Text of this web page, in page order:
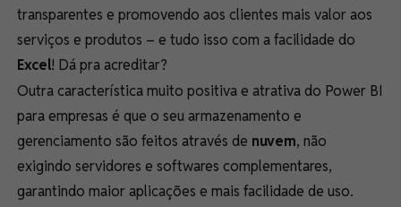
transparentes e promovendo aos clientes mais valor aos
serviços e produtos – e tudo isso com a facilidade do
Excel! Dá pra acreditar?
Outra característica muito positiva e atrativa do Power BI
para empresas é que o seu armazenamento e
gerenciamento são feitos através de nuvem, não
exigindo servidores e softwares complementares,
garantindo maior aplicações e mais facilidade de uso.